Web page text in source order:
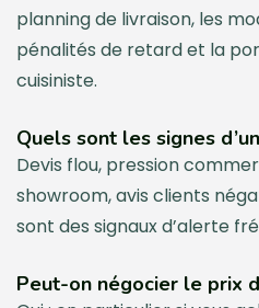
planning de livraison, les
pénalités de retard et la
cuisiniste.
Quels sont les signes
Devis flou, pression
showroom, avis clients
sont des signaux d’alerte
Peut-on négocier le prix